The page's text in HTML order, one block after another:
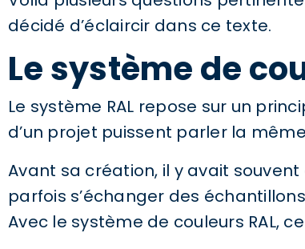
décidé d’éclaircir dans ce texte.
Le système de
Le système RAL repose sur un
d’un projet puissent parler la
Avant sa création, il y avait
parfois s’échanger des
Avec le système de couleurs RAL,